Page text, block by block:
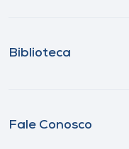
Biblioteca
Fale Conosco